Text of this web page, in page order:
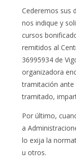
Cederemos sus
nos indique y
cursos
remitidos al
36995934 de
organizadora
tramitación ante
tramitado,
Por último,
a
lo exija la
u otros.